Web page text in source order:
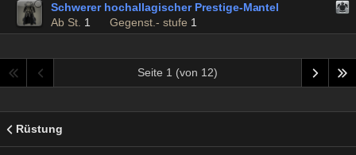
Schwerer hochallagischer Prestige-Mantel
Ab St. 1 Gegenst.- stufe 1
Seite 1 (von 12)
Rüstung